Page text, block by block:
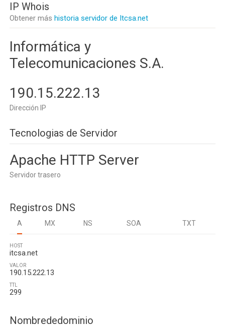
IP Whois
Obtener más historia servidor de Itcsa.net
Informática y
Telecomunicaciones S.A.
190.15.222.13
Dirección IP
Tecnologias de Servidor
Apache HTTP Server
Servidor trasero
Registros DNS
A MX NS SOA TXT
HOST
itcsa.net
VALOR
190.15.222.13
TTL
299
Nombrededominio